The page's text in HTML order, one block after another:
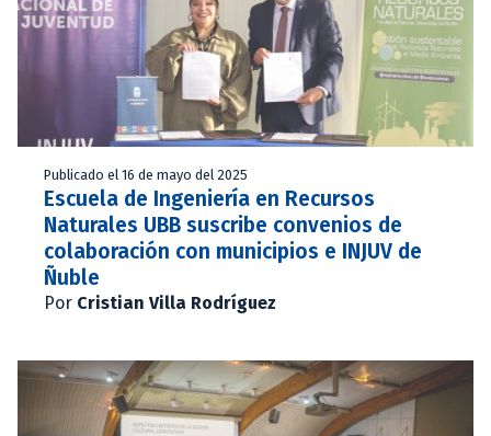
Publicado el 16 de mayo del 2025
Escuela de Ingeniería en Recursos
Naturales UBB suscribe convenios de
colaboración con municipios e INJUV de
Ñuble
Por Cristian Villa Rodríguez